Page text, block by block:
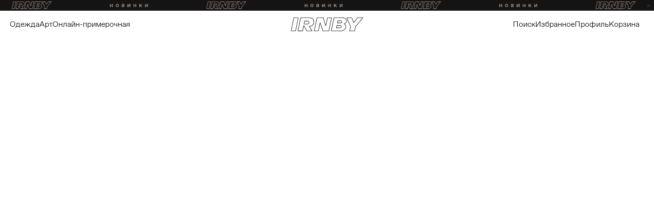
одежда арт онлайн-примерочная поиск избранное профиль корзина